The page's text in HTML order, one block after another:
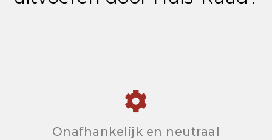
Onafhankelijk en neutraal